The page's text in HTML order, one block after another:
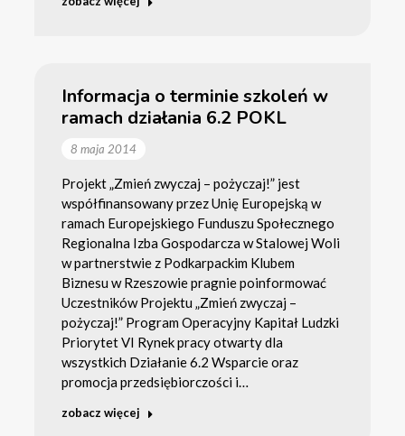
Informacja o terminie szkoleń w
ramach działania 6.2 POKL
8 maja 2014
Projekt „Zmień zwyczaj – pożyczaj!” jest
współfinansowany przez Unię Europejską w
ramach Europejskiego Funduszu Społecznego
Regionalna Izba Gospodarcza w Stalowej Woli
w partnerstwie z Podkarpackim Klubem
Biznesu w Rzeszowie pragnie poinformować
Uczestników Projektu „Zmień zwyczaj –
pożyczaj!” Program Operacyjny Kapitał Ludzki
Priorytet VI Rynek pracy otwarty dla
wszystkich Działanie 6.2 Wsparcie oraz
promocja przedsiębiorczości i…
zobacz więcej